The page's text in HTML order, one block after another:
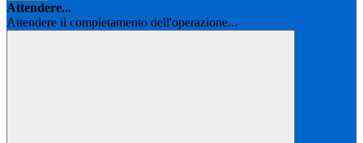
Attendere...
Attendere il completamento dell'operazione...